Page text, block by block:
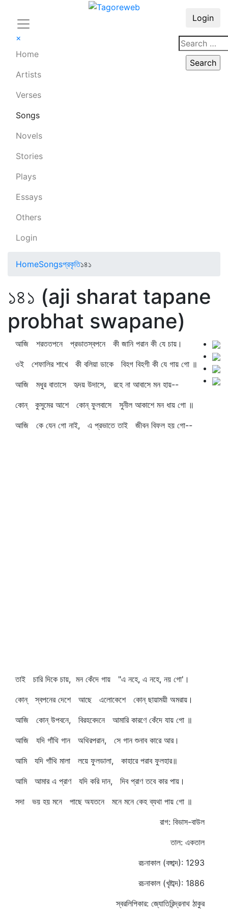
×
Home
Artists
Verses
Songs
Novels
Stories
Plays
Essays
Others
Login
Login
HomeSongsপ্রকৃতি১৪১
১৪১ (aji sharat tapane
probhat swapane)
আজি শরততপনে প্রভাতস্বপনে কী জানি পরান কী যে চায়।
ওই শেফালির শাখে কী বলিয়া ডাকে বিহগ বিহগী কী যে গায় গো ॥
আজি মধুর বাতাসে হৃদয় উদাসে, রহে না আবাসে মন হায়--
কোন্‌ কুসুমের আশে কোন্‌ ফুলবাসে সুনীল আকাশে মন ধায় গো ॥
আজি কে যেন গো নাই, এ প্রভাতে তাই জীবন বিফল হয় গো--
তাই চারি দিকে চায়, মন কেঁদে গায় "এ নহে, এ নহে, নয় গো'।
কোন্‌ স্বপনের দেশে আছে এলোকেশে কোন্‌ ছায়াময়ী অমরায়।
আজি কোন্‌ উপবনে, বিরহবেদনে আমারি কারণে কেঁদে যায় গো ॥
আজি যদি গাঁথি গান অথিরপরান, সে গান শুনাব কারে আর।
আমি যদি গাঁথি মালা লয়ে ফুলডালা, কাহারে পরাব ফুলহার॥
আমি আমার এ প্রাণ যদি করি দান, দিব প্রাণ তবে কার পায়।
সদা ভয় হয় মনে পাছে অযতনে মনে মনে কেহ ব্যথা পায় গো ॥
রাগ: বিভাস-বাউল
তাল: একতাল
রচনাকাল (বঙ্গাব্দ): 1293
রচনাকাল (খৃষ্টাব্দ): 1886
স্বরলিপিকার: জ্যোতিরিন্দ্রনাথ ঠাকুর